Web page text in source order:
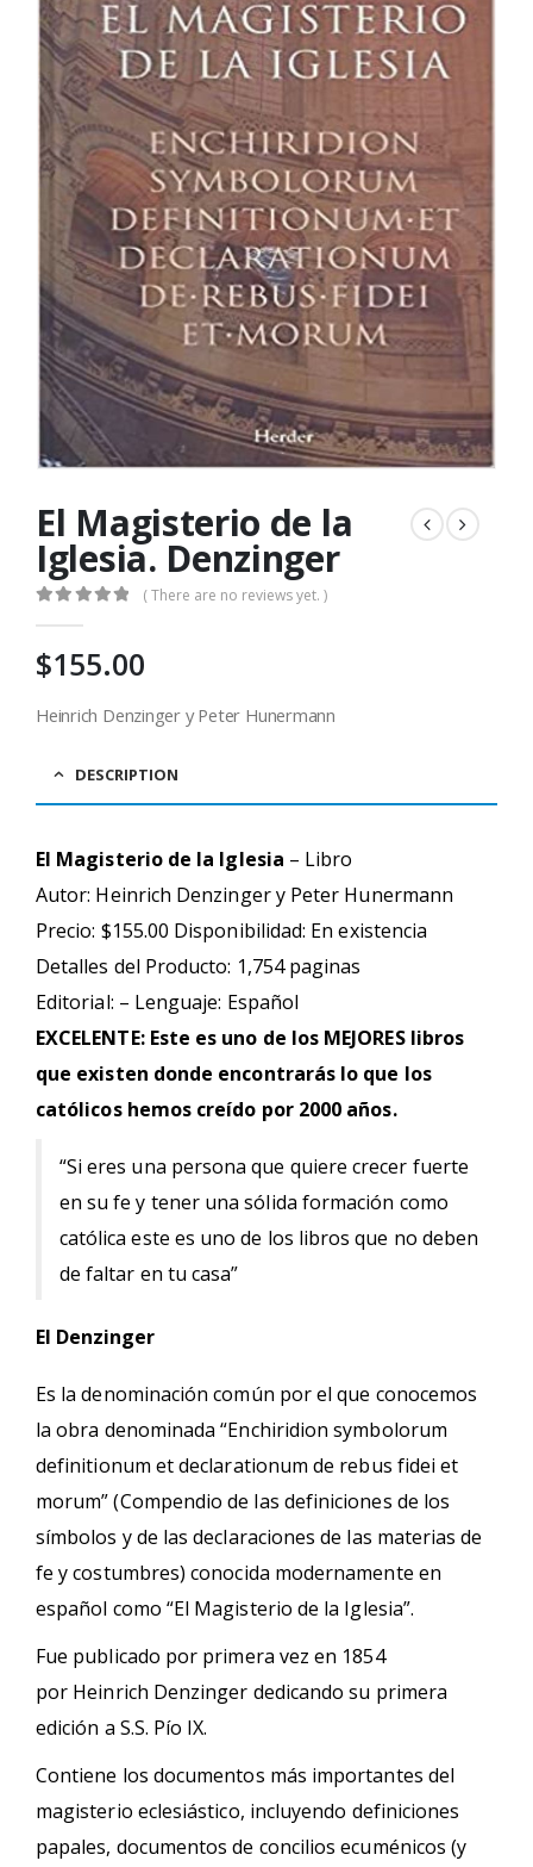
El Magisterio de la
Iglesia. Denzinger
( There are no reviews yet. )
$155.00
Heinrich Denzinger y Peter Hunermann
DESCRIPTION
El Magisterio de la Iglesia – Libro
Autor: Heinrich Denzinger y Peter Hunermann
Precio: $155.00 Disponibilidad: En existencia
Detalles del Producto: 1,754 paginas
Editorial: – Lenguaje: Español
EXCELENTE: Este es uno de los MEJORES libros
que existen donde encontrarás lo que los
católicos hemos creído por 2000 años.
“Si eres una persona que quiere crecer fuerte
en su fe y tener una sólida formación como
católica este es uno de los libros que no deben
de faltar en tu casa”
El Denzinger
Es la denominación común por el que conocemos
la obra denominada “Enchiridion symbolorum
definitionum et declarationum de rebus fidei et
morum” (Compendio de las definiciones de los
símbolos y de las declaraciones de las materias de
fe y costumbres) conocida modernamente en
español como “El Magisterio de la Iglesia”.
Fue publicado por primera vez en 1854
por Heinrich Denzinger dedicando su primera
edición a S.S. Pío IX.
Contiene los documentos más importantes del
magisterio eclesiástico, incluyendo definiciones
papales, documentos de concilios ecuménicos (y